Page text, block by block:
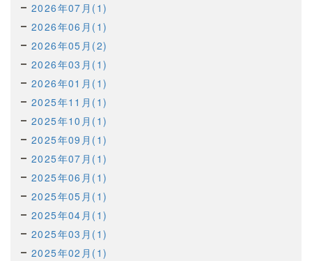
2026年07月(1)
2026年06月(1)
2026年05月(2)
2026年03月(1)
2026年01月(1)
2025年11月(1)
2025年10月(1)
2025年09月(1)
2025年07月(1)
2025年06月(1)
2025年05月(1)
2025年04月(1)
2025年03月(1)
2025年02月(1)